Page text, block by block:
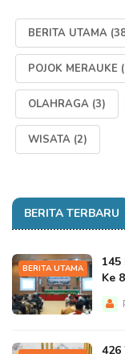
BERITA UTAMA
POJOK MERAUKE
OLAHRAGA (3)
WISATA (2)
BERITA TERBARU
BERITA UTAMA
Ke
426